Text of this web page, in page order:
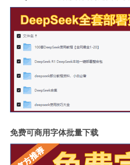
免费可商用字体批量下载